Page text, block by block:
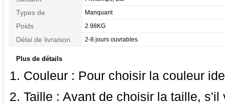
Types de
Morphologie
Manquant
Poids 2.98KG
Délai de livraison 2-8 jours ouvrables.
Plus de détails
Couleur : Pour choisir la couleur
Taille : Avant de choisir la taille,